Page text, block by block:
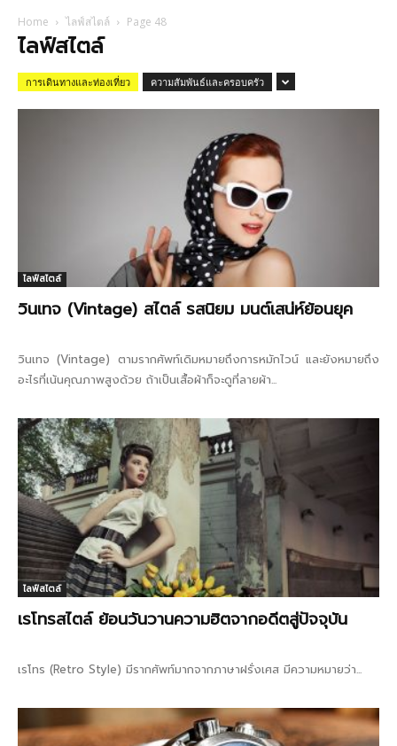
Home ไลฟ์สไตล์ Page 48
ไลฟ์สไตล์
การเดินทางและท่องเที่ยว ความสัมพันธ์และครอบครัว
ไลฟ์สไตล์
วินเทจ (Vintage) สไตล์ รสนิยม มนต์เสน่ห์ย้อนยุค
วินเทจ (Vintage) ตามรากศัพท์เดิมหมายถึงการหมักไวน์ และยังหมายถึง
อะไรที่เน้นคุณภาพสูงด้วย ถ้าเป็นเสื้อผ้าก็จะดูที่ลายผ้า...
ไลฟ์สไตล์
เรโทรสไตล์ ย้อนวันวานความฮิตจากอดีตสู่ปัจจุบัน
เรโทร (Retro Style) มีรากศัพท์มากจากภาษาฝรั่งเศส มีความหมายว่า...